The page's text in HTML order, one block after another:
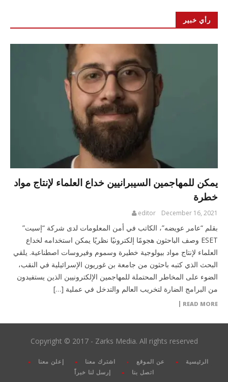
رأي خبير
يمكن للمهاجمين السيبرانيين خداع العلماء لإنتاج مواد
خطرة
December 16, 2021
editor
بقلم “عامر عويضه”، الكاتب في أمن المعلومات لدى شركة “إسيت”
ESET وصف الباحثون هجومًا إلكترونيًا نظريًا يمكن استخدامه لخداع
العلماء لإنتاج مواد بيولوجية خطيرة وسموم وفيروسات اصطناعية. يلقي
البحث الذي كتبه باحثون من جامعة بن غوريون الإسرائيلية في النقب،
الضوء على المخاطر المحتملة للمهاجمين الإلكترونيين الذين يستفيدون
من البرامج الضارة لتخريب العالم والتدخل في عملية […]
READ MORE
Copyright © 2017 - Zarks Media. All rights reserved
الرئيسية عن الموقع اشترك معنا
إعلن معنا
اتصل بنا
إرسل لنا خبراً